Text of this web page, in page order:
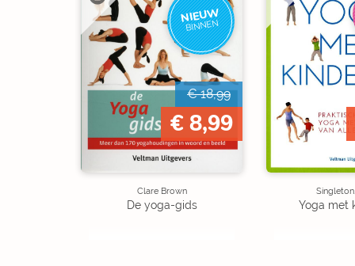
NIEUW
BINNEN
€ 18,99
€ 8,99
Clare Brown
De yoga-gids Yoga met